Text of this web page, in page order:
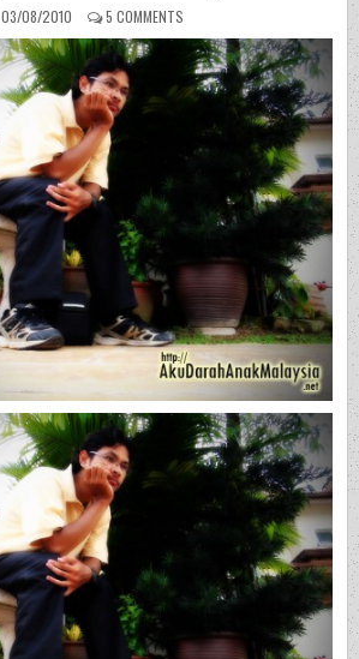
PUBLISHED DATE:
03/08/2010 5 COMMENTSON SAHABAT, SAYA PASTI